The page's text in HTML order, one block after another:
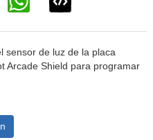
sensor de luz de la placa
Arcade Shield para programar